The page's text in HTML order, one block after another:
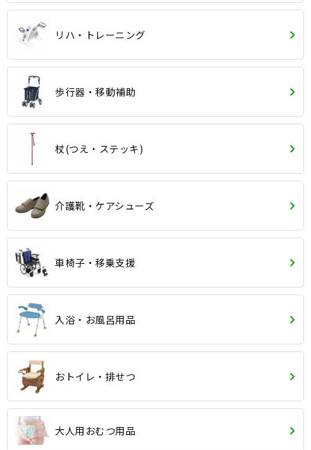
リハ・トレーニング
歩行器・移動補助
杖(つえ・ステッキ)
介護靴・ケアシューズ
車椅子・移乗支援
入浴・お風呂用品
おトイレ・排せつ
大人用おむつ用品